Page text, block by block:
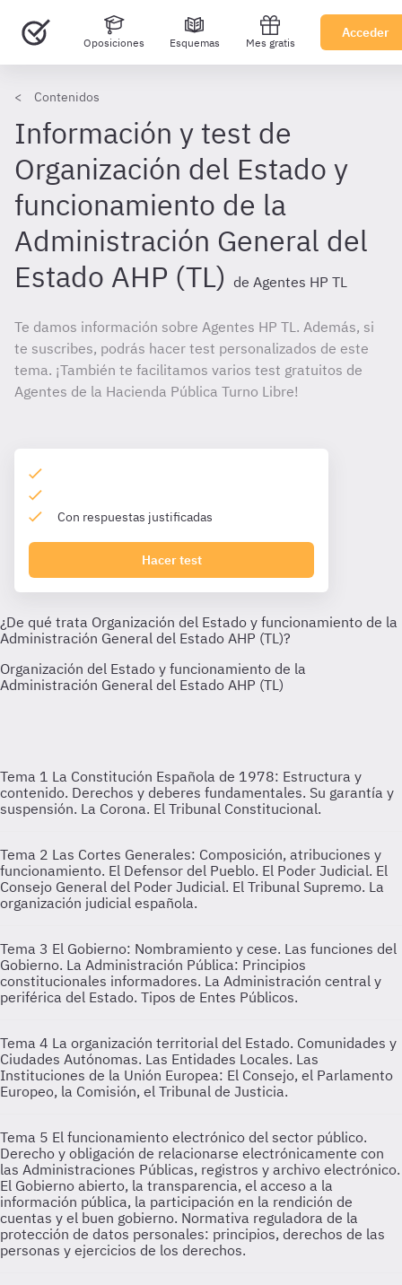
Oposiciones Esquemas Mes gratis
Acceder
Contenidos
Información y test de
Organización del Estado y
funcionamiento de la
Administración General del
Estado AHP (TL) de Agentes HP TL
Te damos información sobre Agentes HP TL. Además, si
te suscribes, podrás hacer test personalizados de este
tema. ¡También te facilitamos varios test gratuitos de
Agentes de la Hacienda Pública Turno Libre!
Con respuestas justificadas
Hacer test
Tema 1 La Constitución Española de 1978: Estructura y
contenido. Derechos y deberes fundamentales. Su garantía y
suspensión. La Corona. El Tribunal Constitucional.
Tema 2 Las Cortes Generales: Composición, atribuciones y
funcionamiento. El Defensor del Pueblo. El Poder Judicial. El
Consejo General del Poder Judicial. El Tribunal Supremo. La
organización judicial española.
Tema 3 El Gobierno: Nombramiento y cese. Las funciones del
Gobierno. La Administración Pública: Principios
constitucionales informadores. La Administración central y
periférica del Estado. Tipos de Entes Públicos.
Tema 4 La organización territorial del Estado. Comunidades y
Ciudades Autónomas. Las Entidades Locales. Las
Instituciones de la Unión Europea: El Consejo, el Parlamento
Europeo, la Comisión, el Tribunal de Justicia.
Tema 5 El funcionamiento electrónico del sector público.
Derecho y obligación de relacionarse electrónicamente con
las Administraciones Públicas, registros y archivo electrónico.
El Gobierno abierto, la transparencia, el acceso a la
información pública, la participación en la rendición de
cuentas y el buen gobierno. Normativa reguladora de la
protección de datos personales: principios, derechos de las
personas y ejercicios de los derechos.